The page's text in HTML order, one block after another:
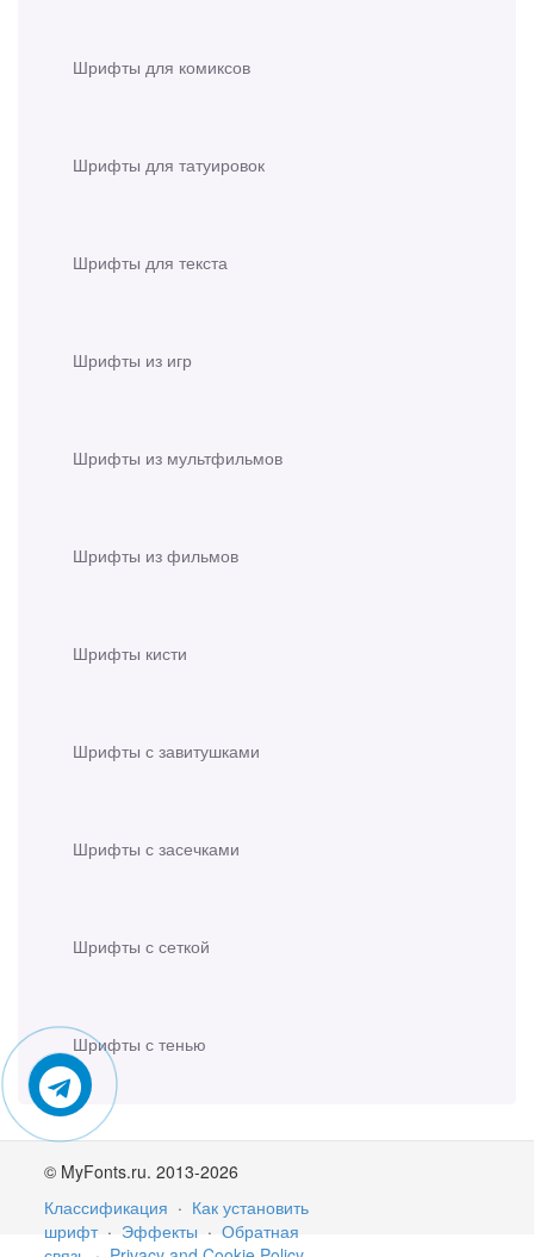
Шрифты для комиксов
Шрифты для татуировок
Шрифты для текста
Шрифты из игр
Шрифты из мультфильмов
Шрифты из фильмов
Шрифты кисти
Шрифты с завитушками
Шрифты с засечками
Шрифты с сеткой
Шрифты с тенью
© MyFonts.ru. 2013-2026
Классификация · Как установить
шрифт · Эффекты · Обратная